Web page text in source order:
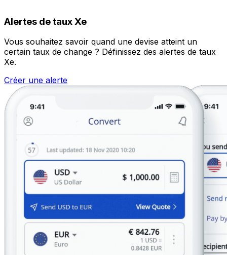
Alertes de taux Xe
Vous souhaitez savoir quand une devise atteint un
certain taux de change ? Définissez des alertes de taux
Xe.
Créer une alerte